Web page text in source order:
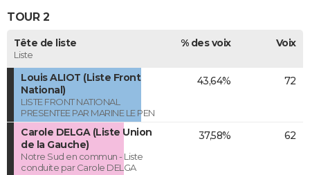
TOUR 2
Tête de liste
Liste
% des voix Voix
Louis ALIOT (Liste Front
National)
LISTE FRONT NATIONAL
PRESENTEE PAR MARINE LE PEN
43,64% 72
Carole DELGA (Liste Union
de la Gauche)
Notre Sud en commun - Liste
conduite par Carole DELGA
37,58% 62